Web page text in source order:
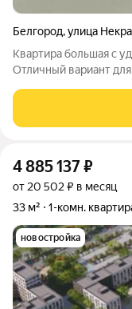
Белгород,улица
Квартира большая с
Отличный вариант
Рядом школа и садик.
промышленные
4 885 137₽
от 20 502 ₽ в месяц
33 м²
1-комн.
новостройка